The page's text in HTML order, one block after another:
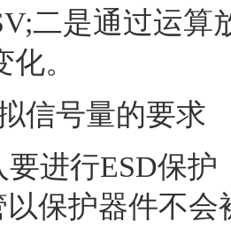
二是通过运
。
信号量的要求
进行ESD保护
保护器件不